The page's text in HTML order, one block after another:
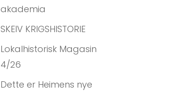
akademia
SKEIV KRIGSHISTORIE
Lokalhistorisk Magasin
4/26
Dette er Heimens nye